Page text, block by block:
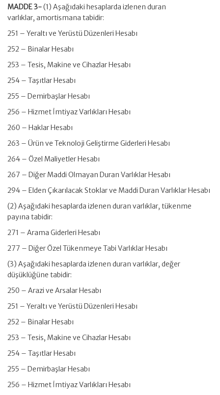
MADDE 3-(1) Aşağıdaki hesaplarda izlenen duran
varlıklar, amortismana tabidir:
251 – Yeraltı ve Yerüstü Düzenleri Hesabı
252 – Binalar Hesabı
253 – Tesis, Makine ve Cihazlar Hesabı
254 – Taşıtlar Hesabı
255 – Demirbaşlar Hesabı
256 – Hizmet İmtiyaz Varlıkları Hesabı
260 – Haklar Hesabı
263 – Ürün ve Teknoloji Geliştirme Giderleri Hesabı
264 – Özel Maliyetler Hesabı
267 – Diğer Maddi Olmayan Duran Varlıklar Hesabı
294 – Elden Çıkarılacak Stoklar ve Maddi Duran Varlıklar Hesabı
(2) Aşağıdaki hesaplarda izlenen duran varlıklar, tükenme
payına tabidir:
271 – Arama Giderleri Hesabı
277 – Diğer Özel Tükenmeye Tabi Varlıklar Hesabı
(3) Aşağıdaki hesaplarda izlenen duran varlıklar, değer
düşüklüğüne tabidir:
250 – Arazi ve Arsalar Hesabı
251 – Yeraltı ve Yerüstü Düzenleri Hesabı
252 – Binalar Hesabı
253 – Tesis, Makine ve Cihazlar Hesabı
254 – Taşıtlar Hesabı
255 – Demirbaşlar Hesabı
256 – Hizmet İmtiyaz Varlıkları Hesabı